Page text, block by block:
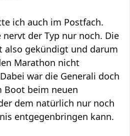
ich auch im Postfach.
der Typ nur noch. Die
also gekündigt und darum
Marathon nicht
war die Generali doch
Boot beim neuen
dem natürlich nur noch
entgegenbringen kann.